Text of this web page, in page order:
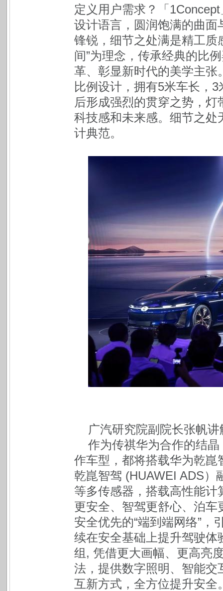
定义用户需求？「
设计语言，圆润饱满的曲
锋锐，细节之处满是精工质
间”为理念，传承经典的比
革、彰显新时代的美学主
比例设计，拥有5米车长，
后形成强烈的贯穿之势，
科技感和未来感。细节之处
计典范。
广汽研究院副院长张帆
作为传祺华为合作的结
作车型，都将搭载华为乾
乾崑智驾 (HUAWEI ADS）
等多传感器，搭载高性能
更安全、智驾更舒心、泊
安全优先的“端到端网络”，
续在安全基础上提升驾驶
组, 凭借更大画幅、更高亮
法，提供数字照明、智能
互新方式，全方位提升安全